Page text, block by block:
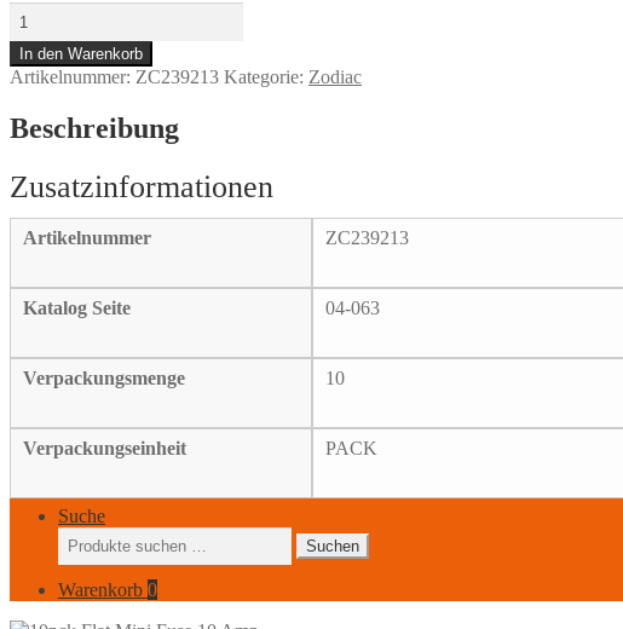
10pck
Flat
Mini
Fuse
Amp.
Menge
In den Warenkorb
Artikelnummer: ZC239213 Kategorie: Zodiac
Beschreibung
Artikelnummer ZC239213
Katalog Seite 04-063
Verpackungsmenge 10
Verpackungseinheit PACK
Suche
Suchen
nach:
Suchen
Warenkorb 0